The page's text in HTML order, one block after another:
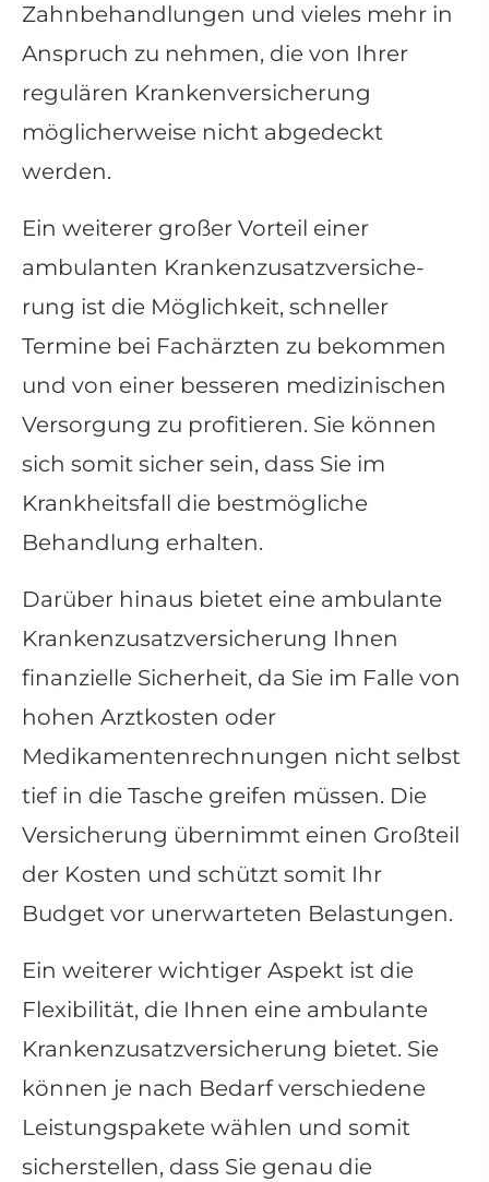
Zahnbehandlungen und vieles mehr in
Anspruch zu nehmen, die von Ihrer
regulären Kranken­ver­si­che­rung
möglicherweise nicht abgedeckt
werden.
Ein weiterer großer Vorteil einer
ambulanten Kranken­zusatz­ver­si­che­
rung ist die Möglichkeit, schneller
Termine bei Fachärzten zu bekommen
und von einer besseren medizinischen
Versorgung zu profitieren. Sie können
sich somit sicher sein, dass Sie im
Krankheitsfall die bestmögliche
Behandlung erhalten.
Darüber hinaus bietet eine ambulante
Kranken­zusatz­ver­si­che­rung Ihnen
finanzielle Sicherheit, da Sie im Falle von
hohen Arztkosten oder
Medikamentenrechnungen nicht selbst
tief in die Tasche greifen müssen. Die
Versicherung übernimmt einen Großteil
der Kosten und schützt somit Ihr
Budget vor unerwarteten Belastungen.
Ein weiterer wichtiger Aspekt ist die
Flexibilität, die Ihnen eine ambulante
Kranken­zusatz­ver­si­che­rung bietet. Sie
können je nach Bedarf verschiedene
Leistungspakete wählen und somit
sicherstellen, dass Sie genau die